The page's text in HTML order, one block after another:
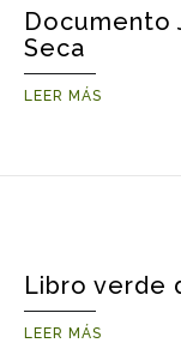
Documento
Seca
LEER MÁS
Libro verde
LEER MÁS